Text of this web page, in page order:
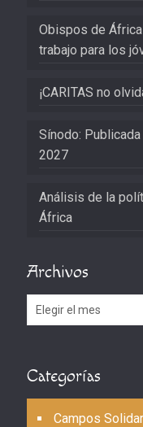
Obispos de
trabajo para los
¡CARITAS no
Sínodo: Publicada
2027
Análisis de la
África
Archivos
Archivos
Categorías
Campos